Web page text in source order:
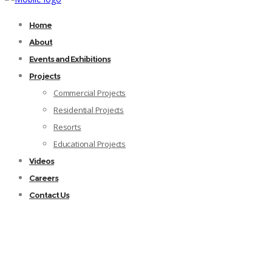
Home
About
Events and Exhibitions
Projects
Commercial Projects
Residential Projects
Resorts
Educational Projects
Videos
Careers
Contact Us